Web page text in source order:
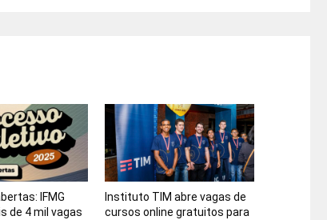
IFMG
de 4 mil vagas
Instituto TIM abre vagas de
cursos online gratuitos para